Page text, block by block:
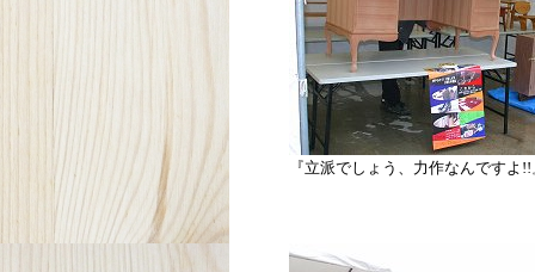
『立派でしょう、力作なんですよ!!